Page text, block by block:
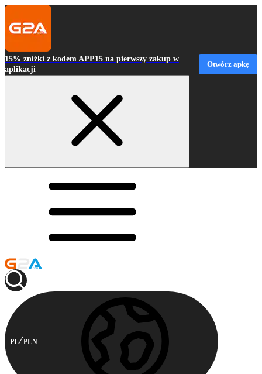
15% zniżki z kodem APP15 na pierwszy zakup w
aplikacji
Otwórz apkę
PL PLN